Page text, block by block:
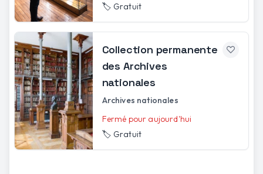
🏷️ Gratuit
Collection permanente
des Archives
nationales
Archives nationales
Fermé pour aujourd'hui
🏷️ Gratuit